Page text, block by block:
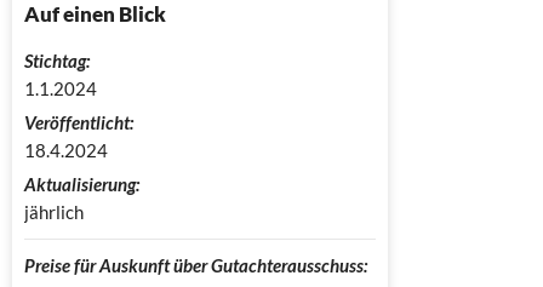
Auf einen Blick
Stichtag:
1.1.2024
Veröffentlicht:
18.4.2024
Aktualisierung:
jährlich
Preise für Auskunft über Gutachterausschuss: